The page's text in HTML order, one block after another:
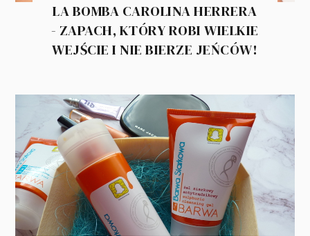
LA BOMBA CAROLINA HERRERA
- ZAPACH, KTÓRY ROBI WIELKIE
WEJŚCIE I NIE BIERZE JEŃCÓW!